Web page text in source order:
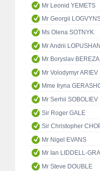
Mr Leonid YEMETS
Mr Georgii
Ms Olena SOTNYK
Mr Andrii
Mr Boryslav BEREZA
Mr Volodymyr ARIEV
Mme Iryna
Mr Serhii SOBOLIEV
Sir Roger GALE
Sir Christopher
Mr Nigel EVANS
Mr Ian LIDDELL-
Mr Steve DOUBLE